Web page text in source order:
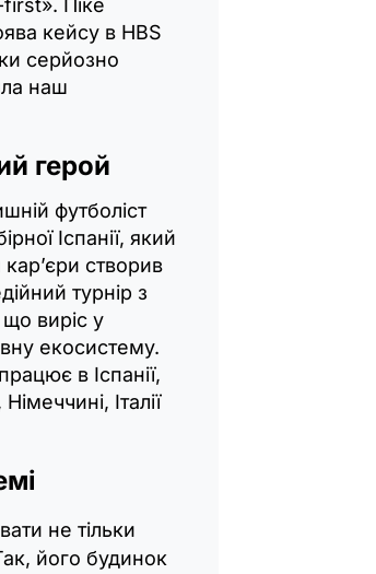
Піке
кейсу в HBS
серйозно
наш
герой
футболіст
Іспанії, який
створив
турнір з
виріс у
екосистему.
в Іспанії,
Італії
не тільки
його будинок